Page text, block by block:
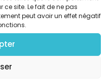
site. Le fait de ne pas
peut avoir un effet négatif
Je le proclame Je
Et des prodiges Pour
Je dirai Ton nom